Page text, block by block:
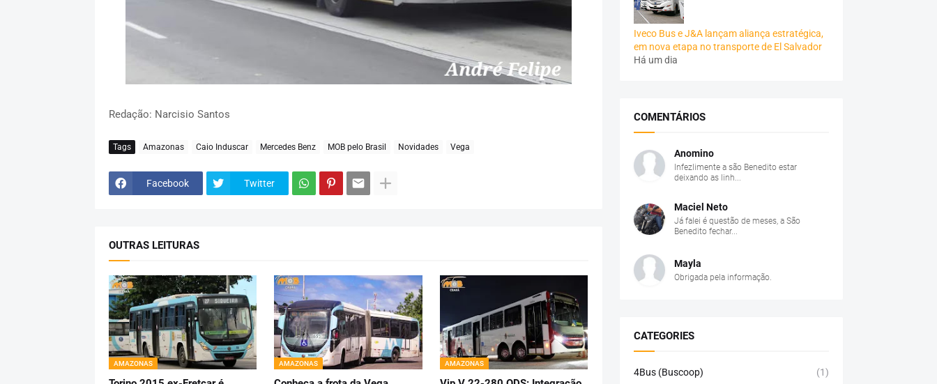
Redação: Narcisio Santos
Tags Amazonas Caio Induscar Mercedes Benz MOB pelo Brasil Novidades Vega
Facebook Twitter
OUTRAS LEITURAS
AMAZONAS AMAZONAS AMAZONAS
Iveco Bus e J&A lançam aliança estratégica,
em nova etapa no transporte de El Salvador
Há um dia
COMENTÁRIOS
Anomino
Infezlimente a são Benedito estar
deixando as linh...
Maciel Neto
Já falei é questão de meses, a São
Benedito fechar...
Mayla
Obrigada pela informação.
CATEGORIES
4Bus (Buscoop) (1)